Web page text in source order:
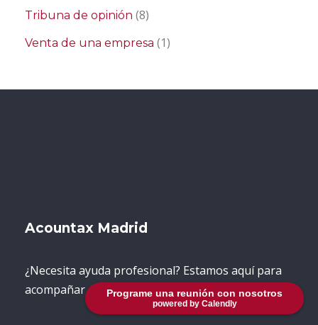
Programe una reunión con nosotros
powered by Calendly
Tribuna de opinión (8)
Venta de una empresa (1)
Acountax Madrid
¿Necesita ayuda profesional? Estamos aquí para
acompañar